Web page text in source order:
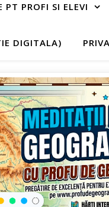
PT PROFI SI ELEVI
DIGITALA)